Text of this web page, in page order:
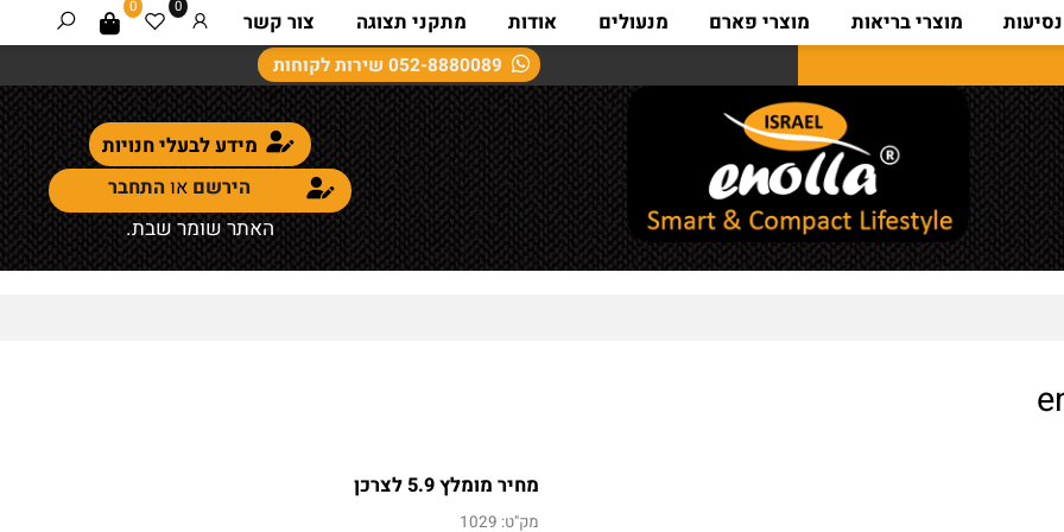
052-8880089שירות לקוחות
מידע לבעלי חנויות
הירשםאוהתחבר
האתר שומר שבת.
0 0
מוצרי בריאות מוצרי פארם מנעולים אודות מתקני תצוגה צור קשר